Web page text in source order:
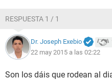
RESPUESTA 1 / 1
Dr. Joseph Exebio
22 may 2015 a las 02:22
Son los dáis que rodean al